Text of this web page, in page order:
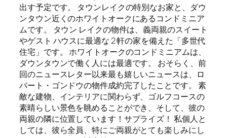
出す予定です。 タウンレイクの特別なお家と、ダウ
ンタウン近くのホワイトオークにあるコンドミニア
ムです。 タウン レイクの物件は、義両親のスイート
やゲスト ハウスに最適な 2 軒の家を備えた「多世代
住宅」です。 ホワイトオークのコンドミニアムは、
ダウンタウンで働く人には最適です。 おそらく、前
回のニュースレター以来最も嬉しいニュースは、ロ
バート・ゴンドウの物件成約完了したことです。 素
敵な建物、インテリアに関わらず、ゴルフコースの
素晴らしい景色を眺めることができ、そして、彼の
両親の隣に位置しています！サプライズ！ 私個人と
しては、彼ら全員、特にご両親がとても楽しみにし